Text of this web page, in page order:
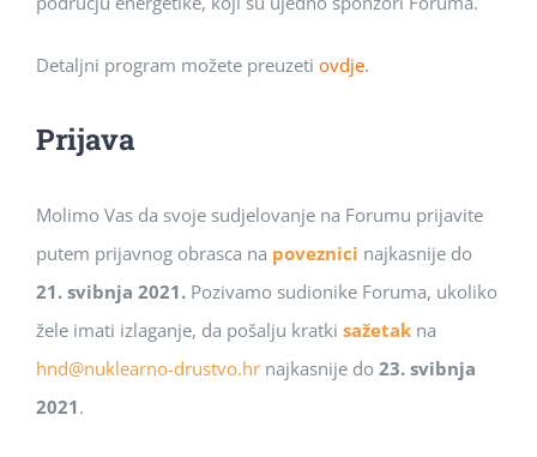
Detaljni program možete preuzeti ovdje.
Prijava
Molimo Vas da svoje sudjelovanje na Forumu prijavite
putem prijavnog obrasca na poveznici najkasnije do
21. svibnja 2021. Pozivamo sudionike Foruma, ukoliko
žele imati izlaganje, da pošalju kratki sažetak na
hnd@nuklearno-drustvo.hr najkasnije do 23. svibnja
2021.